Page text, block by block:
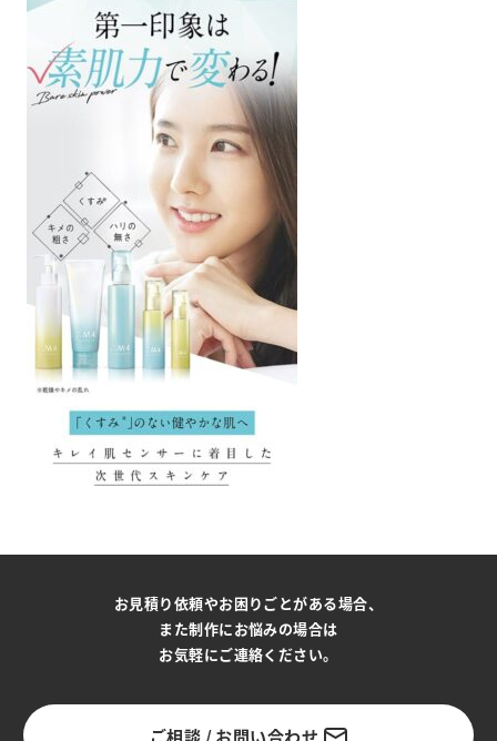
お見積り依頼やお困りごとがある場合、
また制作にお悩みの場合は
お気軽にご連絡ください。
ご相談 / お問い合わせ